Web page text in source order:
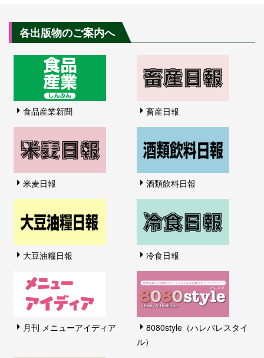
各出版物のご案内へ
食品産業新聞 畜産日報
米麦日報 酒類飲料日報
大豆油糧日報 冷食日報
月刊 メニューアイディア
8080style（ハレバレスタイ
ル）